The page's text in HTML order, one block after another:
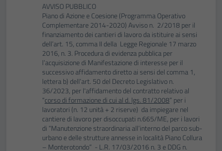
AVVISO PUBBLICO
Piano di Azione e Coesione (Programma Operativo
Complementare 2014-2020) Avviso n. 2/2018 per il
finanziamento dei cantieri di lavoro da istituire ai sensi
dell’art. 15, comma II della Legge Regionale 17 marzo
2016, n. 3. Procedura di evidenza pubblica per
l’acquisizione di Manifestazione di interesse per il
successivo affidamento diretto ai sensi del comma 1,
lettera b) dell’art. 50 del Decreto Legislativo n.
36/2023, per l'affidamento del contratto relativo al
“corso di formazione di cui al d. lgs. 81/2008” per i
lavoratori (n. 12 unità + 2 riserve) da impiegare nel
cantiere di lavoro per disoccupati n.665/ME, per i lavori
di “Manutenzione straordinaria all’interno del parco sub-
urbano e delle strutture annesse in località Piano Collura
– Monterotondo” - L.R. 17/03/2016 n. 3 e DDG n.